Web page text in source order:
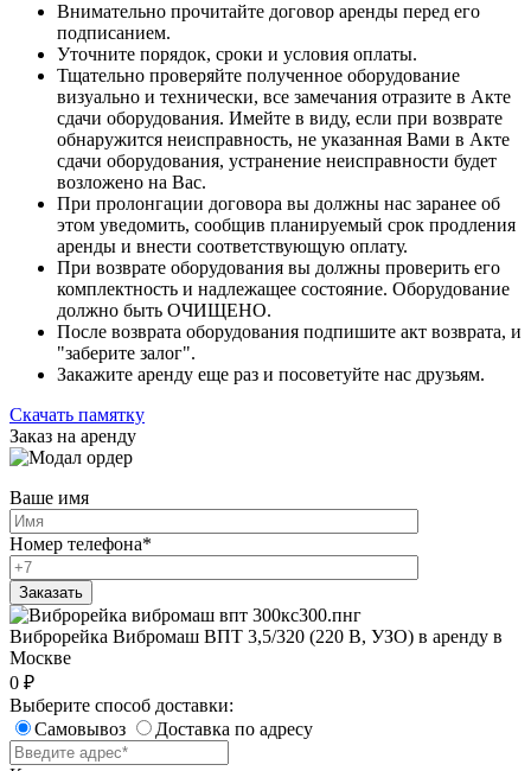
Внимательно прочитайте договор аренды перед его
подписанием.
Уточните порядок, сроки и условия оплаты.
Тщательно проверяйте полученное оборудование
визуально и технически, все замечания отразите в Акте
сдачи оборудования. Имейте в виду, если при возврате
обнаружится неисправность, не указанная Вами в Акте
сдачи оборудования, устранение неисправности будет
возложено на Вас.
При пролонгации договора вы должны нас заранее об
этом уведомить, сообщив планируемый срок продления
аренды и внести соответствующую оплату.
При возврате оборудования вы должны проверить его
комплектность и надлежащее состояние. Оборудование
должно быть ОЧИЩЕНО.
После возврата оборудования подпишите акт возврата, и
"заберите залог".
Закажите аренду еще раз и посоветуйте нас друзьям.
Скачать памятку
Заказ на аренду
Ваше имя
Номер телефона*
Виброрейка Вибромаш ВПТ 3,5/320 (220 В, УЗО) в аренду в
Москве
0 ₽
Выберите способ доставки:
Самовывоз
Доставка по адресу